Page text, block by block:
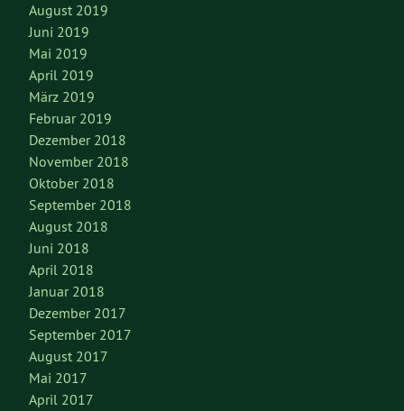
August 2019
Juni 2019
Mai 2019
April 2019
März 2019
Februar 2019
Dezember 2018
November 2018
Oktober 2018
September 2018
August 2018
Juni 2018
April 2018
Januar 2018
Dezember 2017
September 2017
August 2017
Mai 2017
April 2017